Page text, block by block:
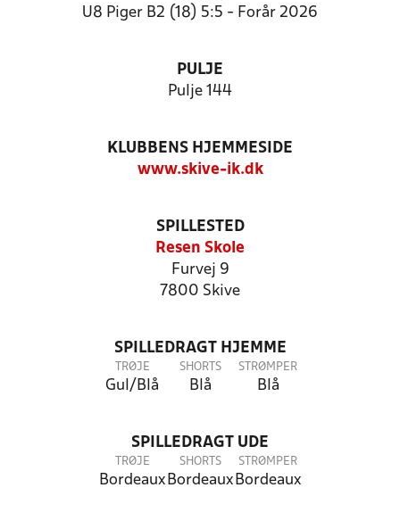
U8 Piger B2 (18) 5:5 - Forår 2026
PULJE
Pulje 144
KLUBBENS HJEMMESIDE
www.skive-ik.dk
SPILLESTED
Resen Skole
Furvej 9
7800 Skive
SPILLEDRAGT HJEMME
TRØJE
Gul/Blå
SHORTS
Blå
STRØMPER
Blå
SPILLEDRAGT UDE
TRØJE
Bordeaux
SHORTS
Bordeaux
STRØMPER
Bordeaux